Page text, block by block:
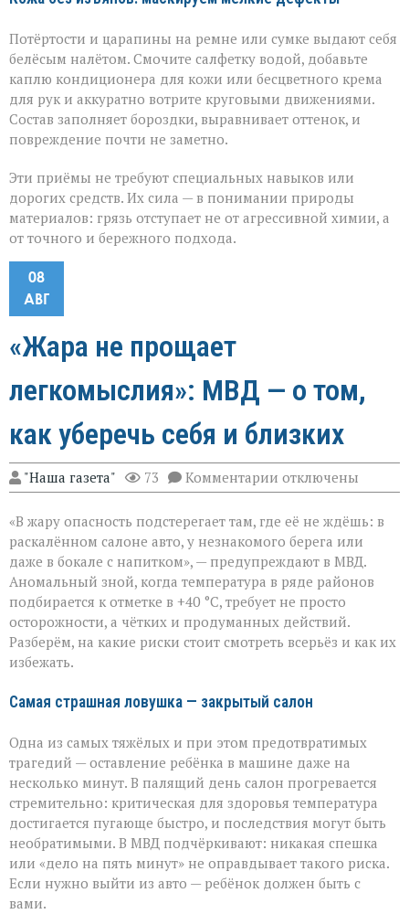
Потёртости и царапины на ремне или сумке выдают себя
белёсым налётом. Смочите салфетку водой, добавьте
каплю кондиционера для кожи или бесцветного крема
для рук и аккуратно вотрите круговыми движениями.
Состав заполняет бороздки, выравнивает оттенок, и
повреждение почти не заметно.
Эти приёмы не требуют специальных навыков или
дорогих средств. Их сила — в понимании природы
материалов: грязь отступает не от агрессивной химии, а
от точного и бережного подхода.
08
АВГ
«Жара не прощает
легкомыслия»: МВД — о том,
как уберечь себя и близких
"Наша газета" 73 Комментарии к
записи
не
прощает
легкомыслия»:
МВД — о
том,
как
уберечь
себя
и
отключены
«В жару опасность подстерегает там, где её не ждёшь: в
раскалённом салоне авто, у незнакомого берега или
даже в бокале с напитком», — предупреждают в МВД.
Аномальный зной, когда температура в ряде районов
подбирается к отметке в +40 °C, требует не просто
осторожности, а чётких и продуманных действий.
Разберём, на какие риски стоит смотреть всерьёз и как их
избежать.
Самая страшная ловушка — закрытый салон
Одна из самых тяжёлых и при этом предотвратимых
трагедий — оставление ребёнка в машине даже на
несколько минут. В палящий день салон прогревается
стремительно: критическая для здоровья температура
достигается пугающе быстро, и последствия могут быть
необратимыми. В МВД подчёркивают: никакая спешка
или «дело на пять минут» не оправдывает такого риска.
Если нужно выйти из авто — ребёнок должен быть с
вами.